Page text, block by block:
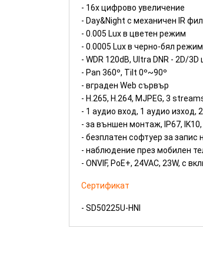
- 16x цифрово увеличение
- Day&Night с механичен IR
- 0.005 Lux в цветен режим
- 0.0005 Lux в черно-бял режим
- WDR 120dB, Ultra DNR - 2D/
- Pan 360º, Tilt 0º~90º
- вграден Web сървър
- H.265, H.264, MJPEG, 3
- 1 аудио вход, 1 аудио
- за външен монтаж, IP67,
- безплатен софтуер за запис
- наблюдение през мобилен
- ONVIF, PoE+, 24VAC, 23W, с
Сертификат
- SD50225U-HNI